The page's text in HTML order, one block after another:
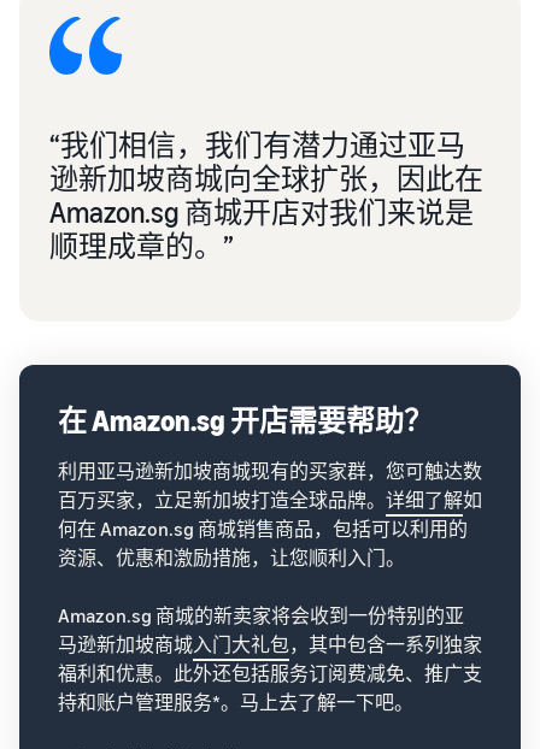
“我们相信，我们有潜力通过亚马
逊新加坡商城向全球扩张，因此在
Amazon.sg 商城开店对我们来说是
顺理成章的。”
在 Amazon.sg 开店需要帮助？
利用亚马逊新加坡商城现有的买家群，您可触达数
百万买家，立足新加坡打造全球品牌。 详细了解如
何在 Amazon.sg 商城销售商品，包括可以利用的
资源、优惠和激励措施，让您顺利入门。
Amazon.sg 商城的新卖家将会收到一份特别的亚
马逊新加坡商城入门大礼包，其中包含一系列独家
福利和优惠。此外还包括服务订阅费减免、推广支
持和账户管理服务*。马上去了解一下吧。